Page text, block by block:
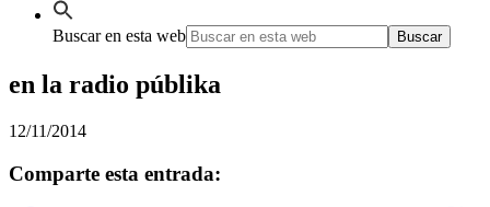
Buscar en esta web
en la radio públika
12/11/2014
Comparte esta entrada: